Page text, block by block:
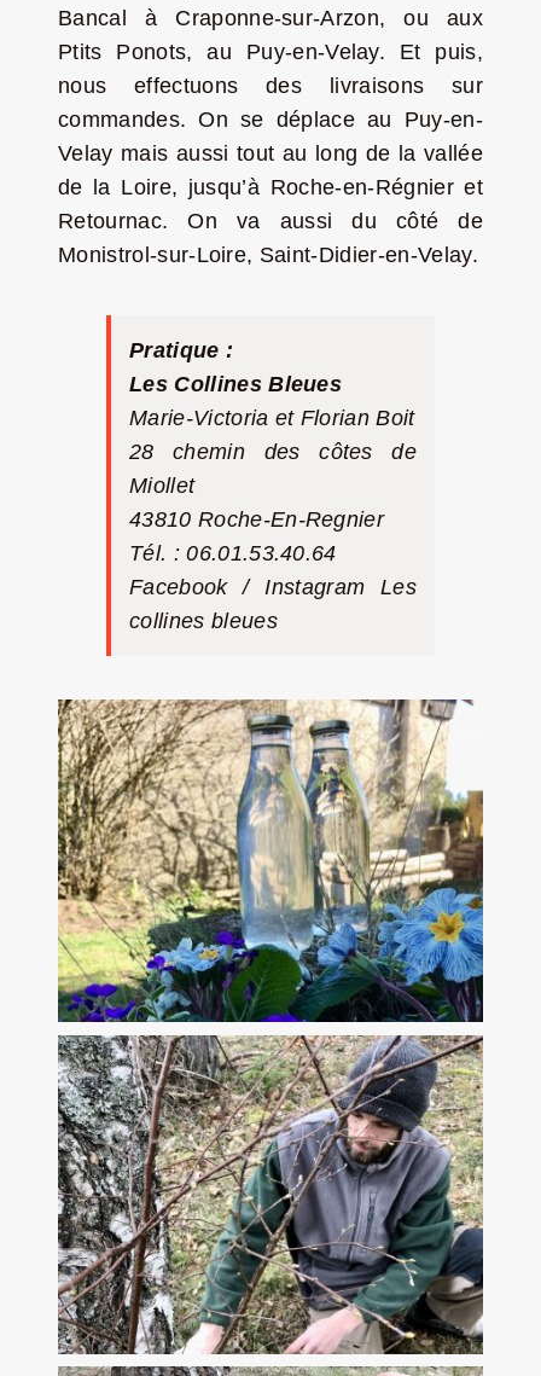
Bancal à Craponne-sur-Arzon, ou aux
Ptits Ponots, au Puy-en-Velay. Et puis,
nous effectuons des livraisons sur
commandes. On se déplace au Puy-en-
Velay mais aussi tout au long de la vallée
de la Loire, jusqu’à Roche-en-Régnier et
Retournac. On va aussi du côté de
Monistrol-sur-Loire, Saint-Didier-en-Velay.
Pratique :
Les Collines Bleues
Marie-Victoria et Florian Boit
28 chemin des côtes de
Miollet
43810 Roche-En-Regnier
Tél. : 06.01.53.40.64
Facebook/ Instagram Les
collines bleues